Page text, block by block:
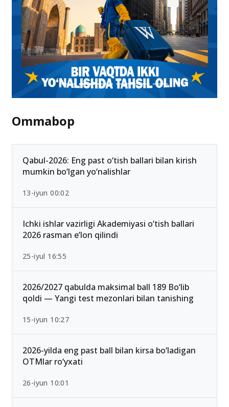
Ommabop
Qabul-2026: Eng past o‘tish ballari bilan kirish
mumkin bo‘lgan yo‘nalishlar
13-iyun 00:02
Ichki ishlar vazirligi Akademiyasi o‘tish ballari
2026 rasman e’lon qilindi
25-iyul 16:55
2026/2027 qabulda maksimal ball 189 Bo‘lib
qoldi — Yangi test mezonlari bilan tanishing
15-iyun 10:27
2026-yilda eng past ball bilan kirsa bo‘ladigan
OTMlar ro‘yxati
26-iyun 10:01